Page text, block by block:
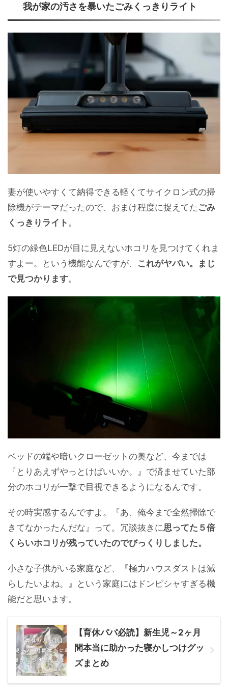
我が家の汚さを暴いたごみくっきりライト
妻が使いやすくて納得できる軽くてサイクロン式の掃
除機がテーマだったので、おまけ程度に捉えてた ごみ
くっきりライト 。
5灯の緑色LEDが目に見えないホコリを見つけてくれま
すよー。という機能なんですが、 これがヤバい。まじ
で見つかります。
ベッドの端や暗いクローゼットの奥など、今までは
『とりあえずやっとけばいいか。』で済ませていた部
分のホコリが一撃で目視できるようになるんです。
その時実感するんですよ。『あ、俺今まで全然掃除で
きてなかったんだな』って。冗談抜きに思ってた５倍
くらいホコリが残っていたのでびっくりしました。
小さな子供がいる家庭など、『極力ハウスダストは減
らしたいよね。』という家庭にはドンピシャすぎる機
能だと思います。
【育休パパ必読】新生児～2ヶ月
間本当に助かった寝かしつけグッ
ズまとめ